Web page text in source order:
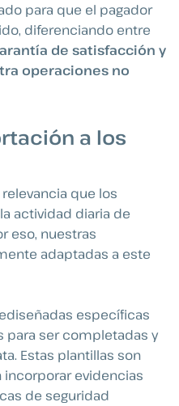
para que el pagador
diferenciando entre
de satisfacción y
operaciones no
a los
que los
actividad diaria de
eso, nuestras
adaptadas a este
específicas
para ser completadas y
Estas plantillas son
evidencias
de seguridad